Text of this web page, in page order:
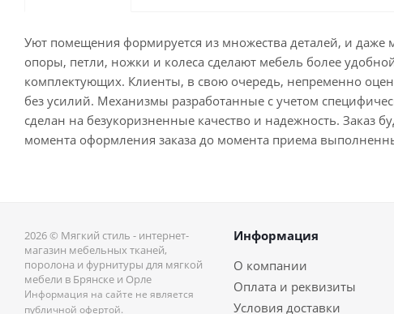
Уют помещения формируется из множества деталей, и
опоры, петли, ножки и колеса сделают мебель более
комплектующих. Клиенты, в свою очередь, непременно
без усилий. Механизмы разработанные с учетом
сделан на безукоризненные качество и надежность. Заказ
момента оформления заказа до момента приема
2026 © Мягкий стиль - интернет-
магазин мебельных тканей,
поролона и фурнитуры для мягкой
мебели в Брянске и Орле
Информация на сайте не является
публичной офертой.
Информация
О компании
Оплата и реквизиты
Условия доставки